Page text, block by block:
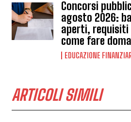
Concorsi
agosto 2026:
aperti, requisiti
come fare
EDUCAZIONE
ARTICOLI SIMILI